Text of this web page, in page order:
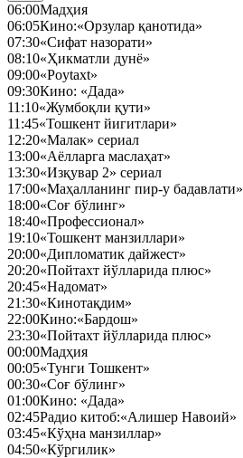
06:00Мадҳия
06:05Кино:«Орзулар қанотида»
07:30«Сифат назорати»
08:10«Ҳикматли дунё»
09:00«Poytaxt»
09:30Кино: «Дада»
11:10«Жумбоқли қути»
11:45«Тошкент йигитлари»
12:20«Малак» сериал
13:00«Аёлларга маслаҳат»
13:30«Изқувар 2» сериал
17:00«Маҳалланинг пир-у бадавлати»
18:00«Соғ бўлинг»
18:40«Профессионал»
19:10«Тошкент манзиллари»
20:00«Дипломатик дайжест»
20:20«Пойтахт йўлларида плюс»
20:45«Надомат»
21:30«Кинотақдим»
22:00Кино:«Бардош»
23:30«Пойтахт йўлларида плюс»
00:00Мадҳия
00:05«Тунги Тошкент»
00:30«Соғ бўлинг»
01:00Кино: «Дада»
02:45Радио китоб:«Алишер Навоий»
03:45«Кўҳна манзиллар»
04:50«Кўргилик»